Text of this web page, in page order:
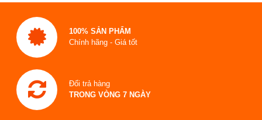
100% SẢN PHẨM
Chính hãng - Giá tốt
Đổi trả hàng
TRONG VÒNG 7 NGÀY